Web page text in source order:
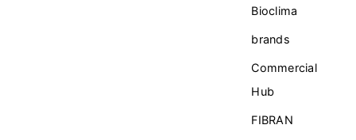
Bioclima
brands
Commercial
Ηub
FIBRAN